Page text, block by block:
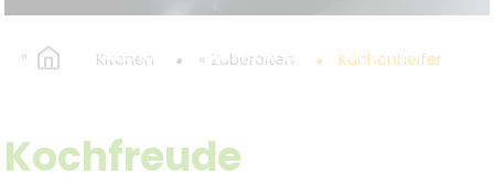
Küchenhelfer von KESPER
ermöglichen
Kitchen Zubereiten Küchenhelfer
Kochfreude